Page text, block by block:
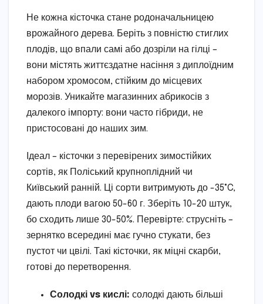
Не кожна кісточка стане родоначальницею
врожайного дерева. Беріть з повністю стиглих
плодів, що впали самі або дозріли на гілці –
вони містять життєздатне насіння з диплоїдним
набором хромосом, стійким до місцевих
морозів. Уникайте магазинних абрикосів з
далекого імпорту: вони часто гібриди, не
пристосовані до наших зим.
Ідеал – кісточки з перевірених зимостійких
сортів, як Поліський крупноплідний чи
Київський ранній. Ці сорти витримують до -35°C,
дають плоди вагою 50-60 г. Зберіть 10-20 штук,
бо сходить лише 30-50%. Перевірте: струсніть –
зернятко всередині має гучно стукати, без
пустот чи цвілі. Такі кісточки, як міцні скарби,
готові до перетворення.
Солодкі vs кислі: солодкі дають більші